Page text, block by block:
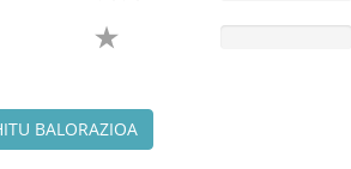
BALORAZIOA